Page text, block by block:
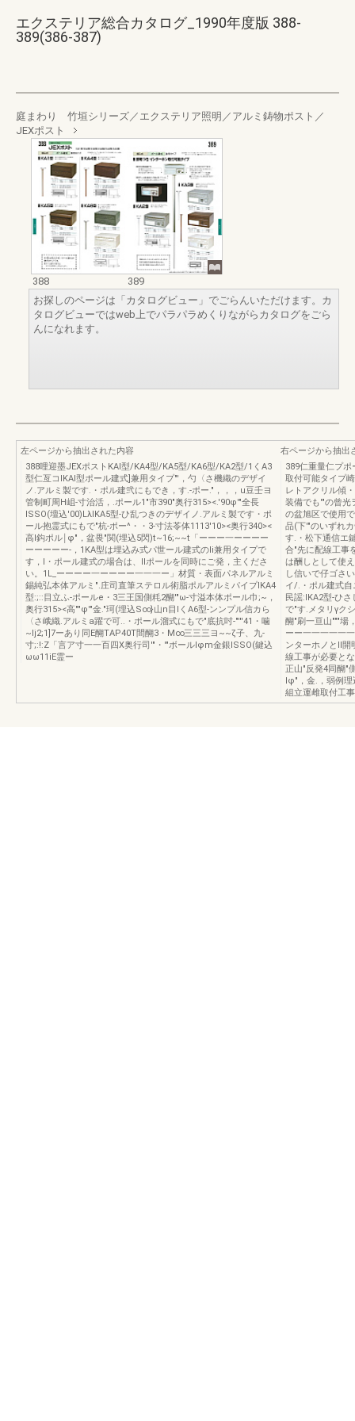
エクステリア総合カタログ_1990年度版 388-
389(386-387)
庭まわり 竹垣シリーズ／エクステリア照明／アルミ鋳物ポスト／
JEXポスト
388
389
お探しのページは「カタログビュー」でごらんいただけます。カ
タログビューではweb上でパラパラめくりながらカタログをごら
んになれます。
左ページから抽出された内容
388哩迎墨JEXポストKAl型/KA4型/KA5型/KA6型/KA2型/1くA3
型仁亙コIKAl型ポール建式]兼用タイプ"'，勺〈さ機織のデザイ
ノ.アルミ製です.・ポル建弐にもでき，す.-ポー."，，，u豆壬ヨ
管制町周H岨-寸治活，.ポール1"市390"奥行315><.'90φ'"全長
ISSO(壇込'00)LλIKA5型-ひ乱つきのデザイノ.アルミ製です・ポ
ール抱霊式にもで"杭-ポー^・・3-寸法苓体1113'10><奥行340><
高l鈎ポル￨φ"，盆畏"関(埋込5閃)t~16;~~t「ーーー一ーーーー
ーーーーー-，1KA型は埋込み式パ世ール建式のli兼用タイプで
す，l・ポール建式の場合は、llポールを同時にご発，主くださ
い。1L_ーーーー一ーーーー一一一ー」材質・表面パネルアルミ
錫純弘本体アルミ".庄司直筆ステロル術脂ポルアルミパイプIKA4
型:;::目立ふ-ポールe・3三王国側粍2醐'"ω-寸溢本体ポール巾;~，
奥行315><高""φ'"金."珂(埋込S∞}山n目lくA6型-ンンプル信カら
〈さ峨織.アルミa躍で可..・ポール溜式にもで"底抗吋-"'''41・噛
~lj2;1]7ーあり同E醐TAP40T間醐3・M∞三三三ヨ~~ζ子、九-
寸;:!:Z「言ア寸一一百四X奥行司'"・'"ボールlφm金銀ISSO(鍵込
ωω11iE霊ー
右ページから抽出
389仁重量仁プ
取付可能タイプ
レトアクリル傾
装備でも'"の曾光
の盆旭区で使用
品(下'"のいずれ
す.・松下通信エ
合"先に配線工事
は酬しとして使
し信いで仔ゴさ
イ/.・ポル建式
民謡:IKA2型-ひ
で"す.メタリγク
醐"刷一亘山"""場
ーー一一一一一
ンターホノとll開
線工事が必要と
正山"反発4同醐"
lφ"，金.，弱例理
組立運雌取付工